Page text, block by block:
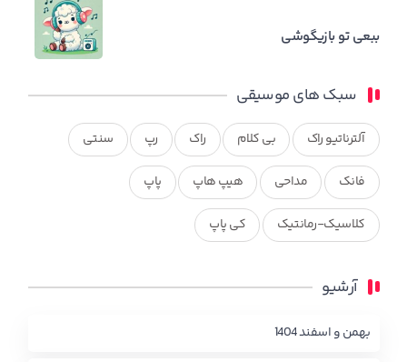
ببعی تو بازیگوشی
سبک های موسیقی
آلترناتیو راک بی کلام راک رپ سنتی
فانک مداحی هیپ هاپ پاپ
کلاسیک-رمانتیک کی پاپ
آرشیو
بهمن و اسفند 1404